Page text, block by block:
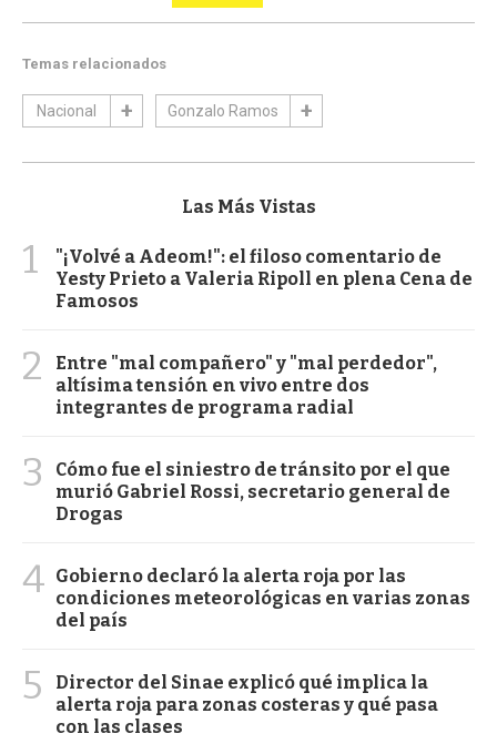
Temas relacionados
Nacional Gonzalo Ramos
Las Más Vistas
1
"¡Volvé a Adeom!": el filoso comentario de
Yesty Prieto a Valeria Ripoll en plena Cena de
Famosos
2
Entre "mal compañero" y "mal perdedor",
altísima tensión en vivo entre dos
integrantes de programa radial
3
Cómo fue el siniestro de tránsito por el que
murió Gabriel Rossi, secretario general de
Drogas
4 Gobierno declaró la alerta roja por las
condiciones meteorológicas en varias zonas
del país
5
Director del Sinae explicó qué implica la
alerta roja para zonas costeras y qué pasa
con las clases